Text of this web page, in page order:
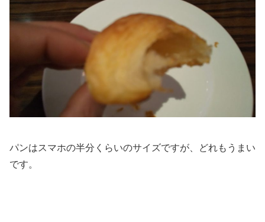
パンはスマホの半分くらいのサイズですが、どれもうまい
です。